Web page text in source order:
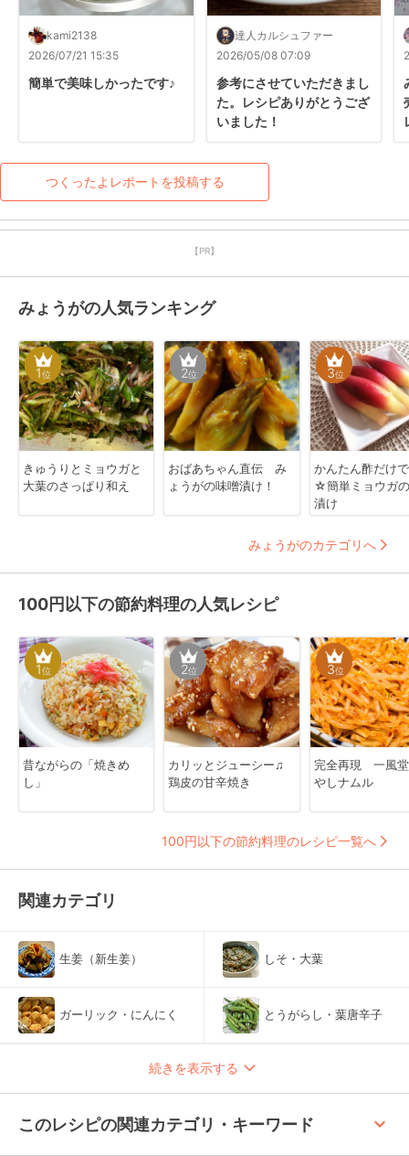
kami2138
2026/07/21 15:35
簡単で美味しかったです♪
達人カルシュファー
2026/05/08 07:09
参考にさせていただきまし
た。レシピありがとうござ
いました！
つくったよレポートを投稿する
【PR】
みょうがの人気ランキング
1位
きゅうりとミョウガと
大葉のさっぱり和え
2位
おばあちゃん直伝 み
ょうがの味噌漬け！
3位
かんたん酢だけ
☆簡単ミョウガ
漬け
みょうがのカテゴリへ
100円以下の節約料理の人気レシピ
1位
昔ながらの「焼きめ
し」
2位
カリッとジューシー♫
鶏皮の甘辛焼き
3位
完全再現 一風
やしナムル
100円以下の節約料理のレシピ一覧へ
関連カテゴリ
生姜（新生姜） しそ・大葉
ガーリック・にんにく とうがらし・葉唐辛子
続きを表示する
このレシピの関連カテゴリ・キーワード keyboard_arrow_up